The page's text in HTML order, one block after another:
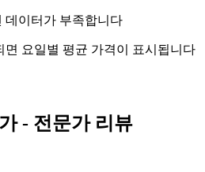
데이터가 부족합니다
면 요일별 평균 가격이 표시됩니다
- 전문가 리뷰